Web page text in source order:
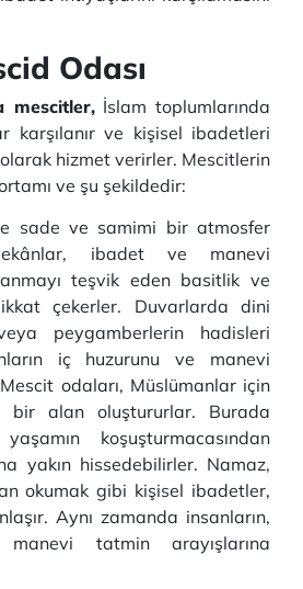
Odası
mescitler,İslam toplumlarında
karşılanır ve kişisel ibadetleri
hizmet verirler. Mescitlerin
ve şu şekildedir:
sade ve samimi bir atmosfer
ibadet ve manevi
teşvik eden basitlik ve
çekerler. Duvarlarda dini
peygamberlerin hadisleri
iç huzurunu ve manevi
Mescit odaları, Müslümanlar için
bir alan oluştururlar. Burada
koşuşturmacasından
yakın hissedebilirler. Namaz,
okumak gibi kişisel ibadetler,
Aynı zamanda insanların,
tatmin arayışlarına